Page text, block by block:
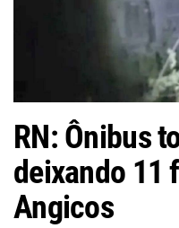
RN: Ônibus
deixando 11
Angicos